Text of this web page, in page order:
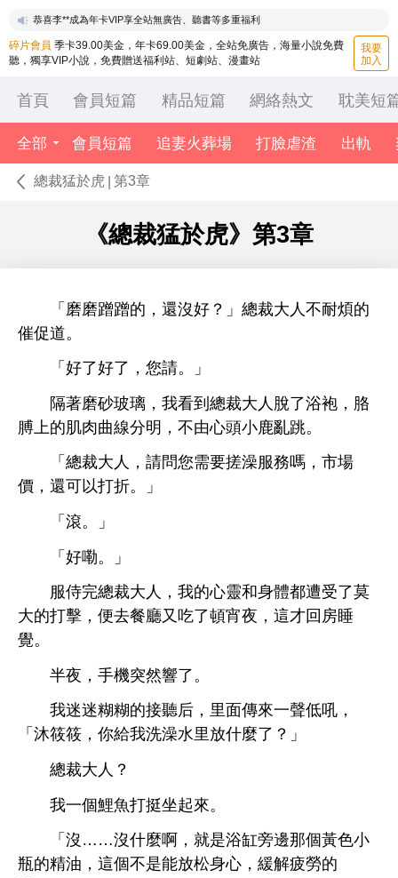
恭喜李**成為年卡VIP享全站無廣告、聽書等多重福利
恭喜李**成為年卡VIP享全站無廣告、聽書等多重福利
碎片會員 季卡39.00美金，年卡69.00美金，全站免廣告，海量小說免費
聽，獨享VIP小說，免費贈送福利站、短劇站、漫畫站
我要
加入
首頁 會員短篇 精品短篇 網絡熱文 耽美短
全部 會員短篇 追妻火葬場 打臉虐渣 出軌
總裁猛於虎 第3章
《總裁猛於虎》 第3章
「磨磨蹭蹭 ，還沒好？」總裁
耐煩
催促
。
「好
好
，您請。」
隔著磨砂玻璃，
到總裁 脫
浴袍，胳
膊
肌肉曲線分 ， 由 鹿
。
「總裁
，請問您需 搓澡
務嗎，
價，還
以打折。」
「滾。」
「好嘞。」
侍完總裁
， 靈 都遭受
莫
打擊，便
餐 又 頓宵夜，
才回
。
半夜，
突然響
。
迷迷糊糊
接 后，里面傳
吼，
「沐筱筱，
洗澡 里放什麼
？」
總裁
？
個鯉魚打挺
起
。
「沒……沒什麼啊，就
浴缸旁邊
個
瓶
精油， 個 能放松
，緩解疲勞